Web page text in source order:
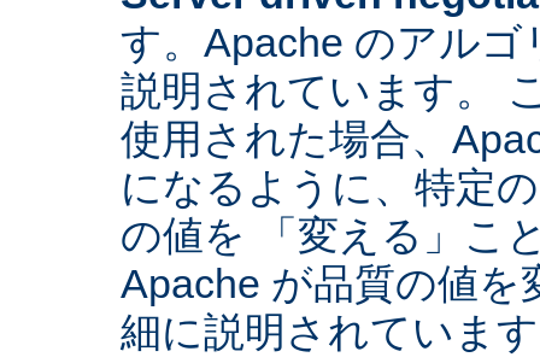
す。Apache のアル
説明されています。
使用された場合、
になるように、特定
の値を 「変える」こ
Apache が品質の値を
細に説明されていま